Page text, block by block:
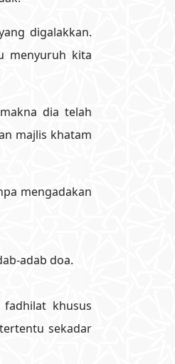
digalakkan.
menyuruh kita
dia telah
majlis khatam
mengadakan
adab doa.
khusus
sekadar